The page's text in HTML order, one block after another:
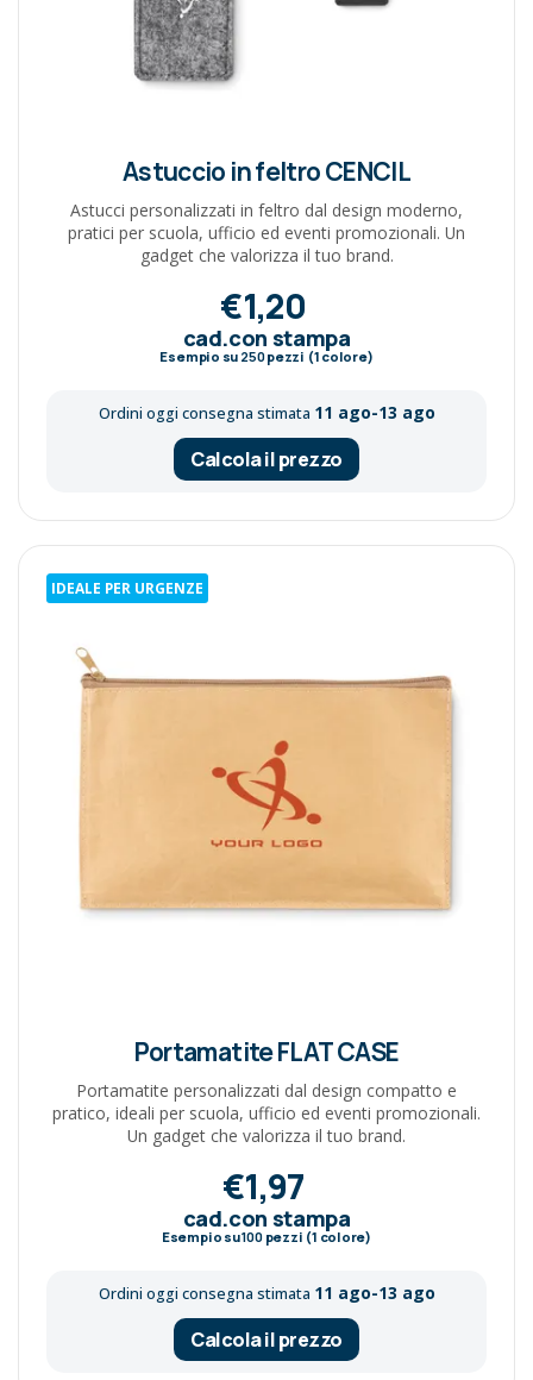
Astuccio in feltro CENCIL
Astucci personalizzati in feltro dal design moderno,
pratici per scuola, ufficio ed eventi promozionali. Un
gadget che valorizza il tuo brand.
€1,20
cad.con stampa
Esempio su 250pezzi (1 colore)
Ordini oggi consegna stimata 11 ago-13 ago
Calcola il prezzo
IDEALE PER URGENZE
Portamatite FLAT CASE
Portamatite personalizzati dal design compatto e
pratico, ideali per scuola, ufficio ed eventi promozionali.
Un gadget che valorizza il tuo brand.
€1,97
cad.con stampa
Esempio su100pezzi (1 colore)
Ordini oggi consegna stimata 11 ago-13 ago
Calcola il prezzo